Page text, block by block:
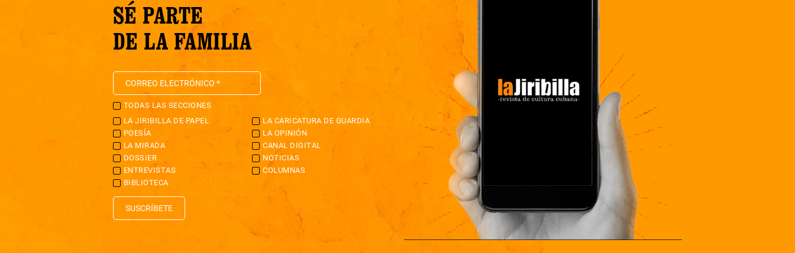
SÉ PARTE
DE LA FAMILIA
TODAS LAS SECCIONES
LA JIRIBILLA DE PAPEL
LA CARICATURA DE GUARDIA
POESÍA
LA OPINIÓN
LA MIRADA
CANAL DIGITAL
DOSSIER
NOTICIAS
ENTREVISTAS
COLUMNAS
BIBLIOTECA
SUSCRÍBETE